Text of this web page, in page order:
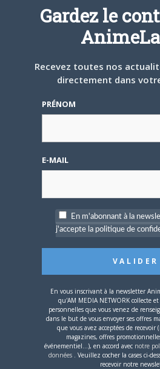
Défendre les
un rêve. Il ne me
rencontrer Hiroaki
ARTICLES LIÉS
5 AOÛT 2026
disponible !
4 AOÛT 2026 0
Une nouvelle série TV
Digimon en préparation
pour 2027
Gardez le
Recevez toutes nos
directement dans
PRÉNOM
E-MAIL
En m'abonnant à la
j'accepte la politique de
En vous inscrivant à la newsletter
qu'AM MEDIA NETWORK collecte
personnelles que vous venez de
dans le but de vous envoyer ses offres
que vous avez acceptées de recevoir
magazines, offres
événementiel...), en accord avec notre
données . Veuillez cocher la cases ci-
recevoir notre